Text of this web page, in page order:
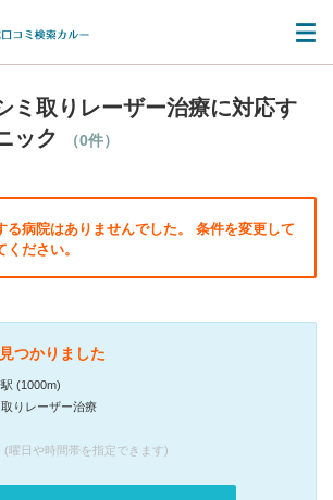
ミ取りレーザー治療に対応す
ック
（0件）
る病院はありませんでした。 条件を変更して
ださい。
つかりました
駅 (1000m)
りレーザー治療
(曜日や時間帯を指定できます)